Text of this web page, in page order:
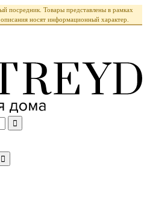
Товары представлены в рамках
носят информационный характер.